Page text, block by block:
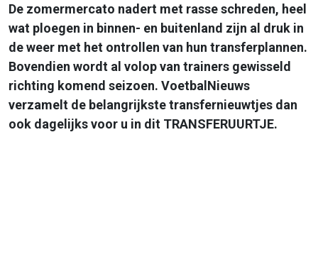
De zomermercato nadert met rasse schreden, heel
wat ploegen in binnen- en buitenland zijn al druk in
de weer met het ontrollen van hun transferplannen.
Bovendien wordt al volop van trainers gewisseld
richting komend seizoen. VoetbalNieuws
verzamelt de belangrijkste transfernieuwtjes dan
ook dagelijks voor u in dit TRANSFERUURTJE.